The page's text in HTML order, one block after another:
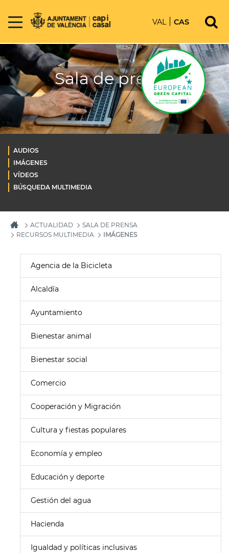
VAL CAS
Sala de prensa
AUDIOS
IMÁGENES
VÍDEOS
BÚSQUEDA MULTIMEDIA
ACTUALIDAD
SALA DE PRENSA
RECURSOS MULTIMEDIA
IMÁGENES
Agencia de la Bicicleta
Alcaldía
Ayuntamiento
Bienestar animal
Bienestar social
Comercio
Cooperación y Migración
Cultura y fiestas populares
Economía y empleo
Educación y deporte
Gestión del agua
Hacienda
Igualdad y políticas inclusivas